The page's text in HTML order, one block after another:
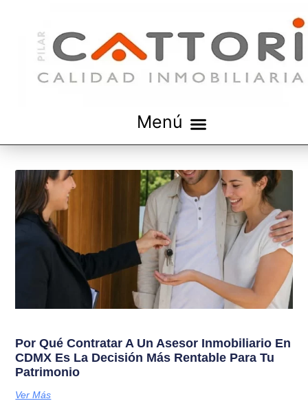
Por Qué Contratar A Un Asesor Inmobiliario En
CDMX Es La Decisión Más Rentable Para Tu
Patrimonio
Ver Más